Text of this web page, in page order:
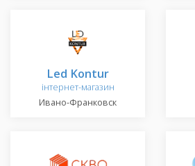
Led Kontur
інтернет-магазин
Ивано-Франковск